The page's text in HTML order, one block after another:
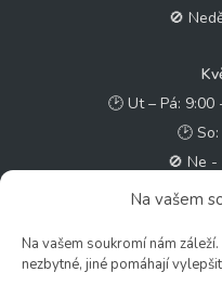
Na vašem
Na vašem soukromí nám
nezbytné, jiné pomáhají
🚫
🕑 Ut – Pá:
🕑
🚫 Ne -
✉️ e-